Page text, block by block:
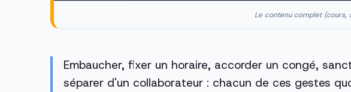
Le contenu complet (cours,
Embaucher, fixer un horaire, accorder un congé,
séparer d'un collaborateur : chacun de ces gestes